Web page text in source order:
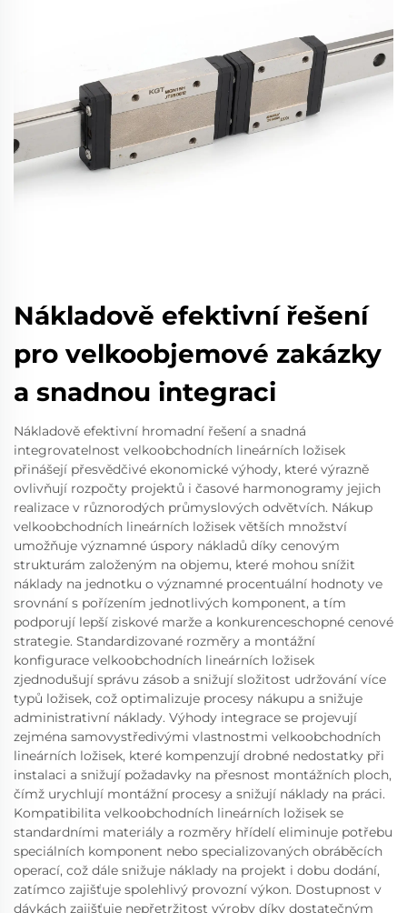
Nákladově efektivní řešení
pro velkoobjemové zakázky
a snadnou integraci
Nákladově efektivní hromadní řešení a snadná
integrovatelnost velkoobchodních lineárních ložisek
přinášejí přesvědčivé ekonomické výhody, které výrazně
ovlivňují rozpočty projektů i časové harmonogramy jejich
realizace v různorodých průmyslových odvětvích. Nákup
velkoobchodních lineárních ložisek větších množství
umožňuje významné úspory nákladů díky cenovým
strukturám založeným na objemu, které mohou snížit
náklady na jednotku o významné procentuální hodnoty ve
srovnání s pořízením jednotlivých komponent, a tím
podporují lepší ziskové marže a konkurenceschopné cenové
strategie. Standardizované rozměry a montážní
konfigurace velkoobchodních lineárních ložisek
zjednodušují správu zásob a snižují složitost udržování více
typů ložisek, což optimalizuje procesy nákupu a snižuje
administrativní náklady. Výhody integrace se projevují
zejména samovystředivými vlastnostmi velkoobchodních
lineárních ložisek, které kompenzují drobné nedostatky při
instalaci a snižují požadavky na přesnost montážních ploch,
čímž urychlují montážní procesy a snižují náklady na práci.
Kompatibilita velkoobchodních lineárních ložisek se
standardními materiály a rozměry hřídelí eliminuje potřebu
speciálních komponent nebo specializovaných obráběcích
operací, což dále snižuje náklady na projekt i dobu dodání,
zatímco zajišťuje spolehlivý provozní výkon. Dostupnost v
dávkách zajišťuje nepřetržitost výroby díky dostatečným